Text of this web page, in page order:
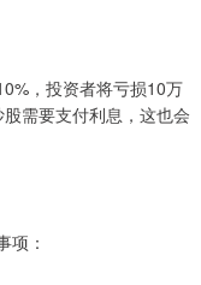
，投资者将亏损10万
需要支付利息，这也会
项：